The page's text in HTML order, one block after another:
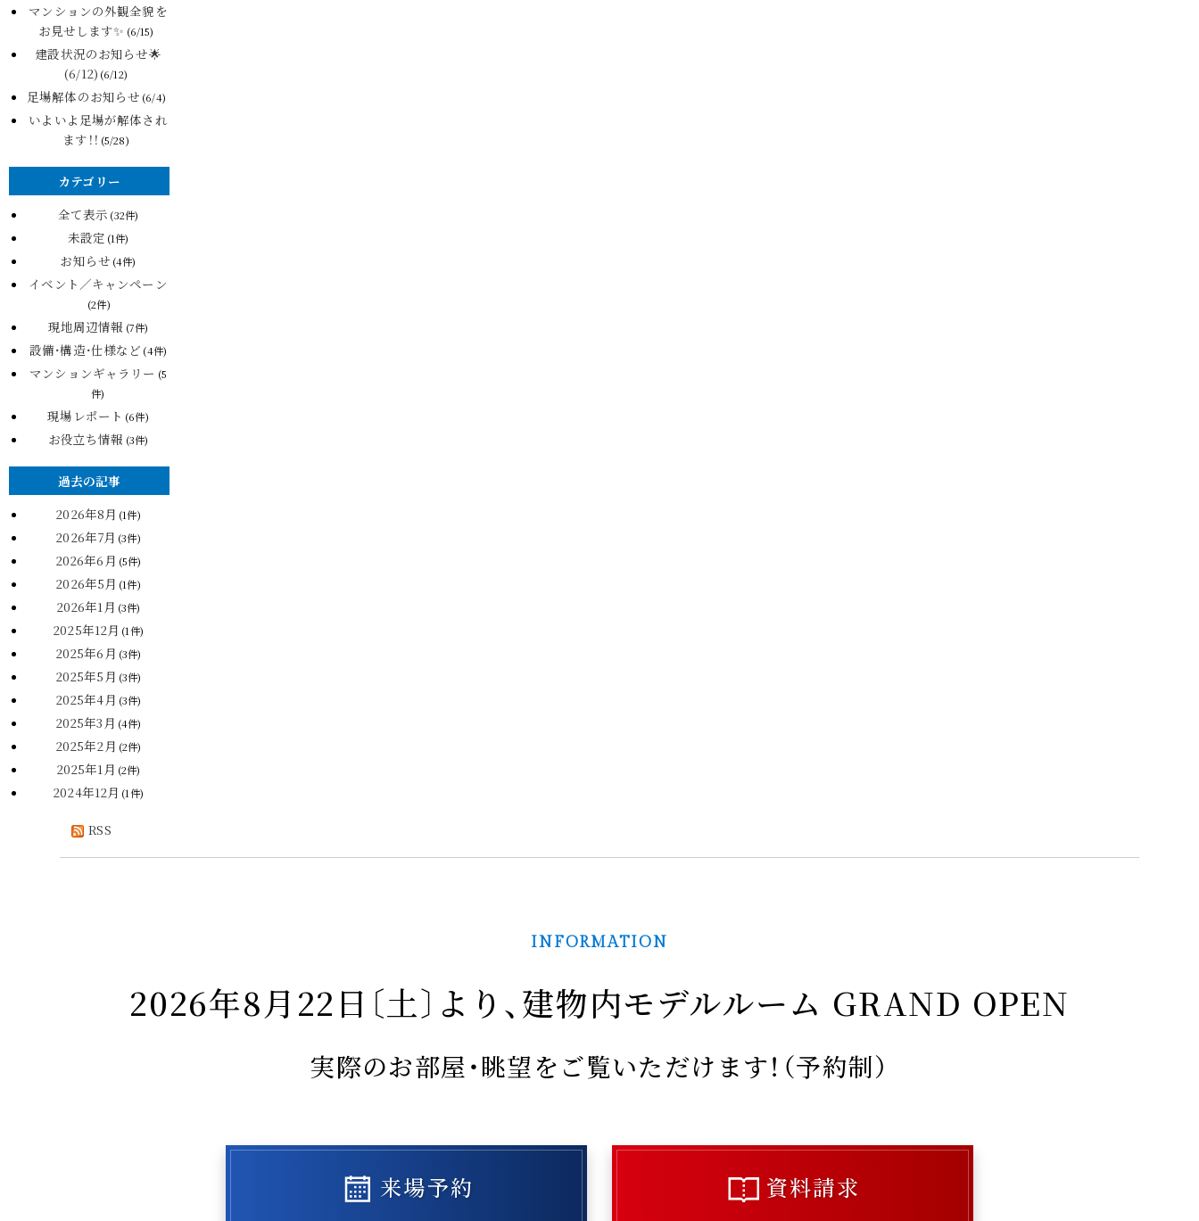
マンションの外観全貌を
お見せします✨ (6/15)
建設状況のお知らせ🌟
(6/12) (6/12)
足場解体のお知らせ (6/4)
いよいよ足場が解体され
ます！！ (5/28)
カテゴリー
全て表示 (32件)
未設定 (1件)
お知らせ (4件)
イベント／キャンペーン
(2件)
現地周辺情報 (7件)
設備・構造・仕様など (4件)
マンションギャラリー (5
件)
現場レポート (6件)
お役立ち情報 (3件)
過去の記事
2026年8月 (1件)
2026年7月 (3件)
2026年6月 (5件)
2026年5月 (1件)
2026年1月 (3件)
2025年12月 (1件)
2025年6月 (3件)
2025年5月 (3件)
2025年4月 (3件)
2025年3月 (4件)
2025年2月 (2件)
2025年1月 (2件)
2024年12月 (1件)
RSS
INFORMATION
2026年8月22日〔土〕より、建物内モデルルーム GRAND OPEN
実際のお部屋・眺望をご覧いただけます！ （予約制）
来場予約 資料請求